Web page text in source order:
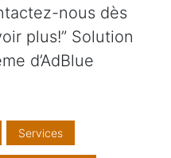
nous dès
plus!” Solution
d’AdBlue
Services